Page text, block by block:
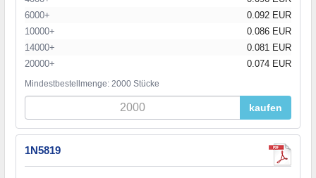
6000+
0.092 EUR
10000+
0.086 EUR
14000+
0.081 EUR
20000+
0.074 EUR
Mindestbestellmenge: 2000 Stücke
kaufen
1N5819